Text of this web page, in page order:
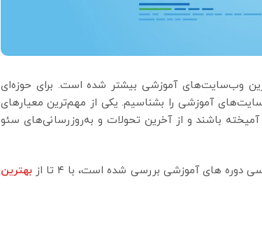
وب‌سایت‌های آموزشی بیشتر شده است. برای حوزه‌ای
آموزشی را بشناسیم. یکی از مهم‌ترین معیارهای
باشند و از آخرین تحولات و به‌روزرسانی‌های سئو
های آموزشی بررسی شده است، با ۴ تا از
بهترین